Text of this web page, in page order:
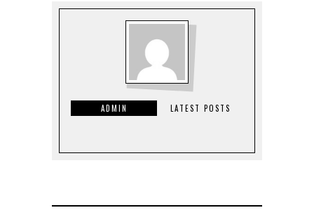
ADMIN LATEST POSTS